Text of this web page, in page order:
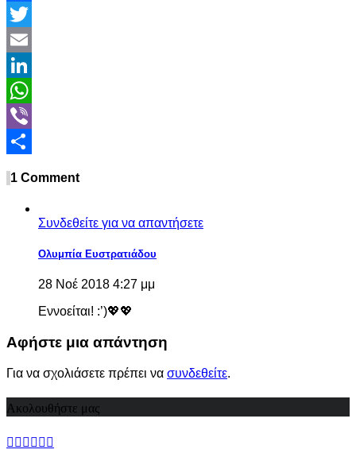
Facebook
Twitter
Email
LinkedIn
WhatsApp
Viber
1 Comment
Συνδεθείτε για να απαντήσετε
Ολυμπία Ευστρατιάδου
28 Νοέ 2018 4:27 μμ
Εννοείται! :’)💖💖
Αφήστε μια απάντηση
Για να σχολιάσετε πρέπει να συνδεθείτε.
Ακολουθήστε μας